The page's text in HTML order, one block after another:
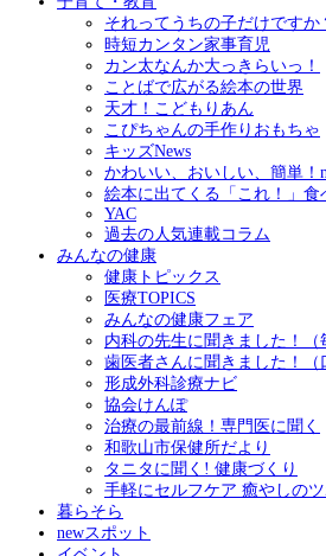
それってうちの子だけですか
時短カンタン家事育児
カン太なんか大っきらいっ！
ことばで広がる絵本の世界
天才！こどもりあん
こぴちゃんの手作りおもちゃ
キッズNews
かわいい、おいしい、簡単！
絵本に出てくる「これ！」食
YAC
過去の人気連載コラム
みんなの健康
健康トピックス
医療TOPICS
みんなの健康フェア
内科の先生に聞きました！（
歯医者さんに聞きました！（
形成外科診療ナビ
協会けんぽ
治療の最前線！専門医に聞く
和歌山市保健所だより
タニタに聞く! 健康づくり
手軽にセルフケア 癒やしの
暮らそら
newスポット